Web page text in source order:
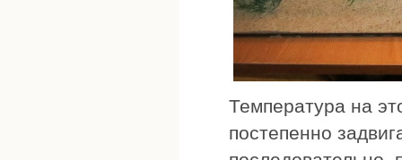
Температура на
постепенно